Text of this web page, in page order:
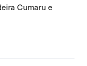
Cumaru e